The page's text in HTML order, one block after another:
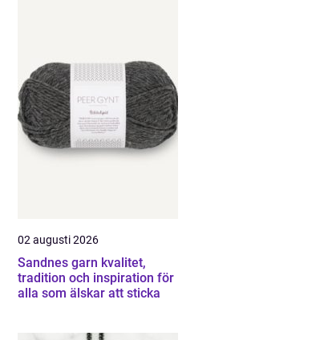
02 augusti 2026
Sandnes garn kvalitet,
tradition och inspiration för
alla som älskar att sticka